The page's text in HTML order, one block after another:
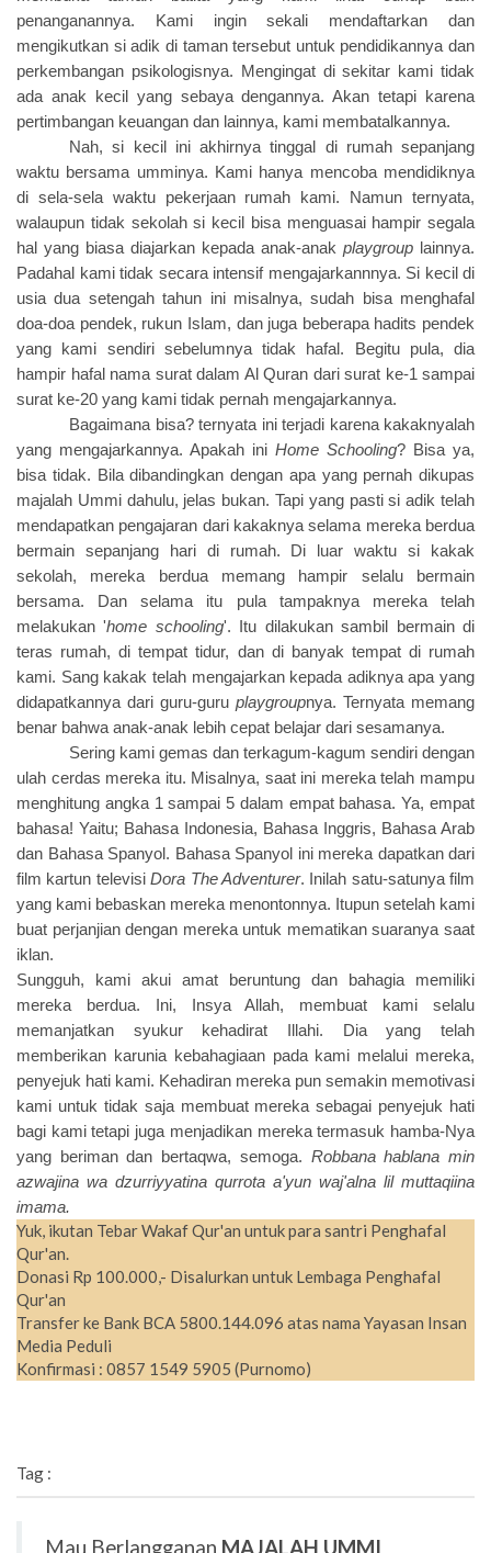
penanganannya. Kami ingin sekali mendaftarkan dan
mengikutkan si adik di taman tersebut untuk pendidikannya dan
perkembangan psikologisnya. Mengingat di sekitar kami tidak
ada anak kecil yang sebaya dengannya. Akan tetapi karena
pertimbangan keuangan dan lainnya, kami membatalkannya.
Nah, si kecil ini akhirnya tinggal di rumah sepanjang
waktu bersama umminya. Kami hanya mencoba mendidiknya
di sela-sela waktu pekerjaan rumah kami. Namun ternyata,
walaupun tidak sekolah si kecil bisa menguasai hampir segala
hal yang biasa diajarkan kepada anak-anak playgroup lainnya.
Padahal kami tidak secara intensif mengajarkannnya. Si kecil di
usia dua setengah tahun ini misalnya, sudah bisa menghafal
doa-doa pendek, rukun Islam, dan juga beberapa hadits pendek
yang kami sendiri sebelumnya tidak hafal. Begitu pula, dia
hampir hafal nama surat dalam Al Quran dari surat ke-1 sampai
surat ke-20 yang kami tidak pernah mengajarkannya.
Bagaimana bisa? ternyata ini terjadi karena kakaknyalah
yang mengajarkannya. Apakah ini Home Schooling? Bisa ya,
bisa tidak. Bila dibandingkan dengan apa yang pernah dikupas
majalah Ummi dahulu, jelas bukan. Tapi yang pasti si adik telah
mendapatkan pengajaran dari kakaknya selama mereka berdua
bermain sepanjang hari di rumah. Di luar waktu si kakak
sekolah, mereka berdua memang hampir selalu bermain
bersama. Dan selama itu pula tampaknya mereka telah
melakukan 'home schooling'. Itu dilakukan sambil bermain di
teras rumah, di tempat tidur, dan di banyak tempat di rumah
kami. Sang kakak telah mengajarkan kepada adiknya apa yang
didapatkannya dari guru-guru playgroupnya. Ternyata memang
benar bahwa anak-anak lebih cepat belajar dari sesamanya.
Sering kami gemas dan terkagum-kagum sendiri dengan
ulah cerdas mereka itu. Misalnya, saat ini mereka telah mampu
menghitung angka 1 sampai 5 dalam empat bahasa. Ya, empat
bahasa! Yaitu; Bahasa Indonesia, Bahasa Inggris, Bahasa Arab
dan Bahasa Spanyol. Bahasa Spanyol ini mereka dapatkan dari
film kartun televisiDora The Adventurer. Inilah satu-satunya film
yang kami bebaskan mereka menontonnya. Itupun setelah kami
buat perjanjian dengan mereka untuk mematikan suaranya saat
iklan.
Sungguh, kami akui amat beruntung dan bahagia memiliki
mereka berdua. Ini, Insya Allah, membuat kami selalu
memanjatkan syukur kehadirat Illahi. Dia yang telah
memberikan karunia kebahagiaan pada kami melalui mereka,
penyejuk hati kami. Kehadiran mereka pun semakin memotivasi
kami untuk tidak saja membuat mereka sebagai penyejuk hati
bagi kami tetapi juga menjadikan mereka termasuk hamba-Nya
yang beriman dan bertaqwa, semoga. Robbana hablana min
azwajina wa dzurriyyatina qurrota a'yun waj'alna lil muttaqiina
imama.
Yuk, ikutan Tebar Wakaf Qur'an untuk para santri Penghafal
Qur'an.
Donasi Rp 100.000,- Disalurkan untuk Lembaga Penghafal
Qur'an
Transfer ke Bank BCA 5800.144.096 atas nama Yayasan Insan
Media Peduli
Konfirmasi : 0857 1549 5905 (Purnomo)
Tag :
Mau Berlangganan MAJALAH UMMI